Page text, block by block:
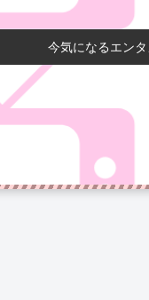
今気になるエン